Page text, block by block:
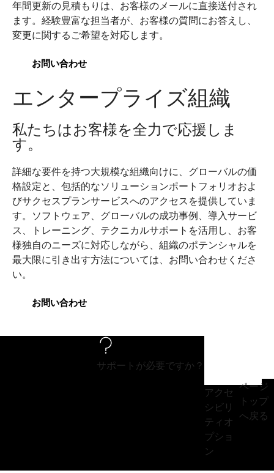
年間更新の見積もりは、お客様のメールに直接送付され
ます。経験豊富な担当者が、お客様の質問にお答えし、
変更に関するご希望を対応します。
お問い合わせ
エンタープライズ組織
私たちはお客様を全力で応援しま
す。
詳細な要件を持つ大規模な組織向けに、グローバルの価
格設定と、包括的なソリューションポートフォリオおよ
びサクセスプランサービスへのアクセスを提供していま
す。ソフトウェア、グローバルの成功事例、導入サービ
ス、トレーニング、テクニカルサポートを活用し、お客
様独自のニーズに対応しながら、組織のポテンシャルを
最大限に引き出す方法については、お問い合わせくださ
い。
お問い合わせ
サポートが必要ですか？
アクセ
シビリ
ティオ
プショ
ン
ページ
トップ
へ戻る